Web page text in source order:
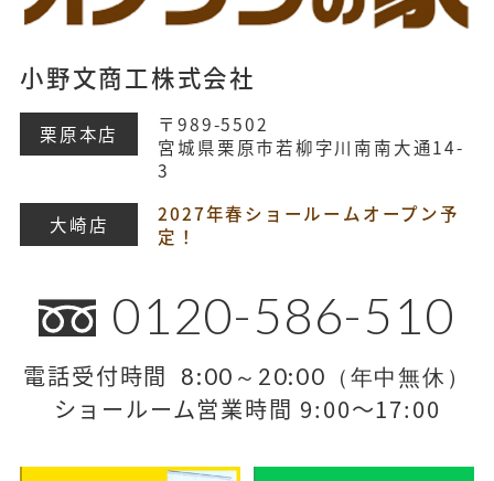
小野文商工株式会社
栗原本店
〒989-5502
宮城県栗原市若柳字川南南大通14-
3
大崎店
2027年春ショールームオープン予
定！
0120-586-510
電話受付時間 8:00～20:00（年中無休）
ショールーム営業時間 9:00～17:00